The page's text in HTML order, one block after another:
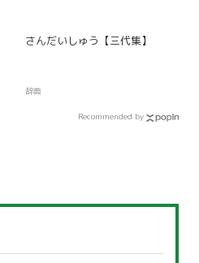
さんだいしゅう【三代集】
辞典
Recommended by